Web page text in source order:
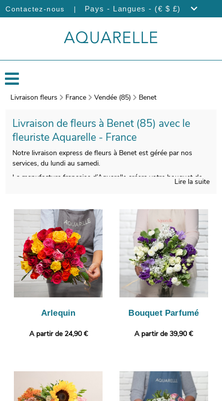
Contactez-nous | Pays - Langues - (€ $ £)
Livraison fleurs France Vendée (85) Benet
Livraison de fleurs à Benet (85) avec le
fleuriste Aquarelle - France
Notre livraison express de fleurs à Benet est gérée par nos
services, du lundi au samedi.
La manufacture française d’Aquarelle créera votre bouquet de
transport. Àvant de l’expédier, votre bouquet sera pris en
photo. Ensuite, nous vous ferons parvenir cette photo par mail,
avant son expédition à Benet, à la personne concernée. Envie de
vous démarquer ? Il vous sera possible de glisser un message
ou une photo, afin de donner plus de personnalité à votre
cadeau.
Lire la suite
Arlequin
A partir de 24,90 €
Bouquet Parfumé
A partir de 39,90 €